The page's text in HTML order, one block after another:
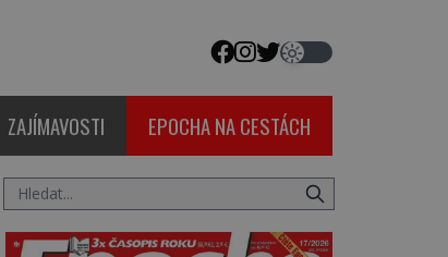
ZAJÍMAVOSTI EPOCHA NA CESTÁCH